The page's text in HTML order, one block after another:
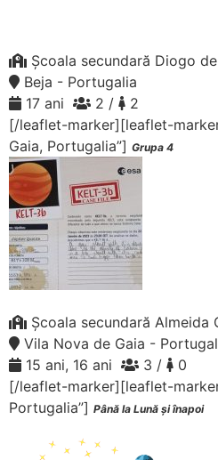
Școala secundară Diogo
Beja - Portugalia
17 ani
2 /
2
[/leaflet-marker][leaflet-
Gaia, Portugalia”] Grupa 4
Școala secundară Almeida
Vila Nova de Gaia -
15 ani, 16 ani
3 /
0
[/leaflet-marker][leaflet-
Portugalia”] Până la Lună și înapoi